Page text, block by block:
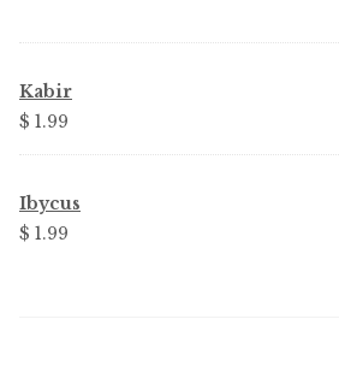
Kabir
$ 1.99
Ibycus
$ 1.99